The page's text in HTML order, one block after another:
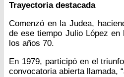
Trayectoria destacada
Comenzó en la Judea,
de ese tiempo Julio López
los años 70.
En 1979, participó en el
convocatoria abierta llamada,